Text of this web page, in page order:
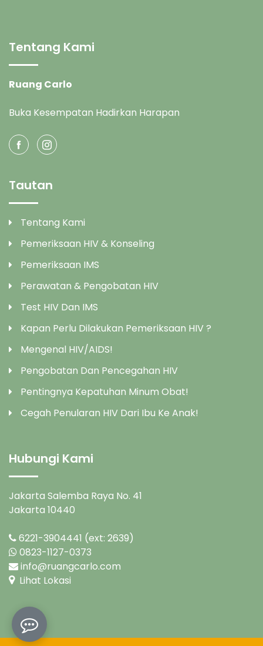
Tentang Kami
Ruang Carlo
Buka Kesempatan Hadirkan Harapan
Tautan
Tentang Kami
Pemeriksaan HIV & Konseling
Pemeriksaan IMS
Perawatan & Pengobatan HIV
Test HIV Dan IMS
Kapan Perlu Dilakukan Pemeriksaan HIV ?
Mengenal HIV/AIDS!
Pengobatan Dan Pencegahan HIV
Pentingnya Kepatuhan Minum Obat!
Cegah Penularan HIV Dari Ibu Ke Anak!
Hubungi Kami
Jakarta Salemba Raya No. 41
Jakarta 10440
6221-3904441 (ext: 2639)
0823-1127-0373
info@ruangcarlo.com
Lihat Lokasi